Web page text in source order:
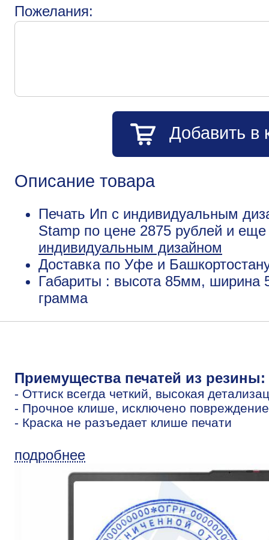
Пожелания:
Добавить в
Описание товара
Печать Ип с индивидуальным
Stamp по цене 2875 рублей и
индивидуальным дизайном
Доставка по Уфе и
Габариты : высота 85мм, ширина
грамма
Приемущества печатей из резины:
- Оттиск всегда четкий, высокая
- Прочное клише, исключено
- Краска не разъедает клише печати
подробнее